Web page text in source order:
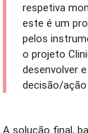
respetiva
este é um
pelos
o projeto
desenvolver
decisão/
A solução final,